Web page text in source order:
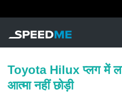
Toyota Hilux प्लग में
आत्मा नहीं छोड़ी